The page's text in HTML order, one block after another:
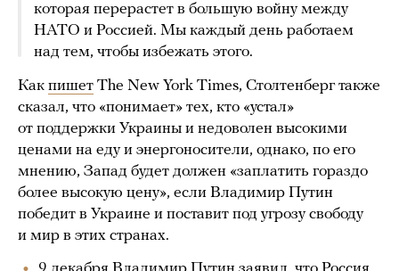
которая перерастет в большую войну между
НАТО и Россией. Мы каждый день работаем
над тем, чтобы избежать этого.
Как пишет The New York Times, Столтенберг также
сказал, что «понимает» тех, кто «устал»
от поддержки Украины и недоволен высокими
ценами на еду и энергоносители, однако, по его
мнению, Запад будет должен «заплатить гораздо
более высокую цену», если Владимир Путин
победит в Украине и поставит под угрозу свободу
и мир в этих странах.